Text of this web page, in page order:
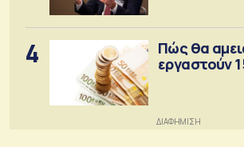
4
Πώς θα
εργαστούν